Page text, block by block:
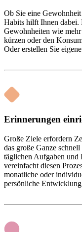
Ob Sie eine
Habits hilft Ihnen dabei.
Gewohnheiten wie
kürzen oder den
Oder erstellen Sie
Erinnerungen
Große Ziele erfordern
das große Ganze
täglichen Aufgaben und
vereinfacht diesen
monatliche oder
persönliche